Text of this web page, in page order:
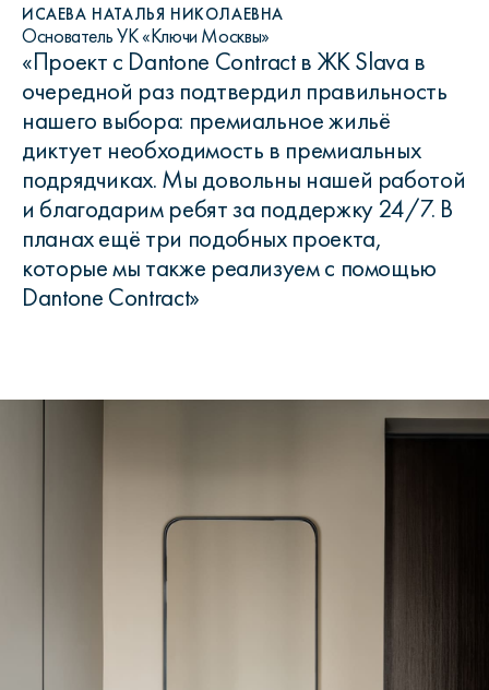
ИСАЕВА НАТАЛЬЯ НИКОЛАЕВНА
Основатель УК «Ключи Москвы»
«Проект с Dantone Contract в ЖК Slava в
очередной раз подтвердил правильность
нашего выбора: премиальное жильё
диктует необходимость в премиальных
подрядчиках. Мы довольны нашей работой
и благодарим ребят за поддержку 24/7. В
планах ещё три подобных проекта,
которые мы также реализуем с помощью
Dantone Contract»